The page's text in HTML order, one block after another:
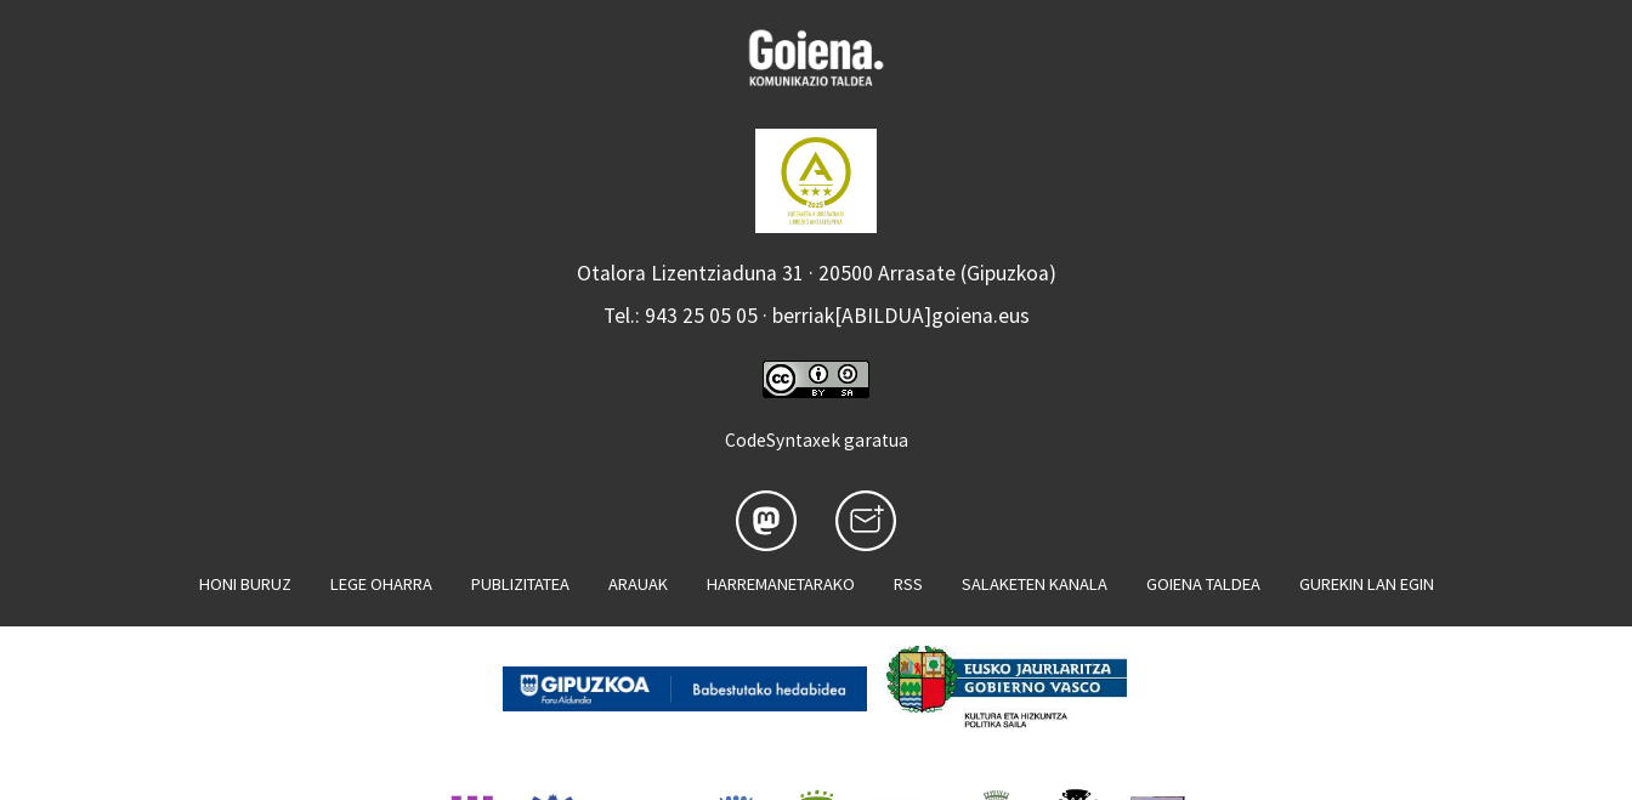
Otalora Lizentziaduna 31 · 20500 Arrasate (Gipuzkoa)
Tel.: 943 25 05 05 · berriak[ABILDUA]goiena.eus
CodeSyntaxek garatua
HONI BURUZ LEGE OHARRA PUBLIZITATEA ARAUAK HARREMANETARAKO RSS SALAKETEN KANALA GOIENA TALDEA GUREKIN LAN EGIN